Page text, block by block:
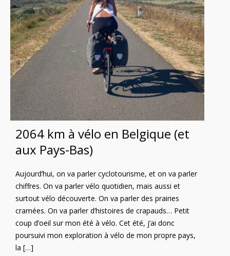
2064 km à vélo en Belgique (et
aux Pays-Bas)
Aujourd’hui, on va parler cyclotourisme, et on va parler
chiffres. On va parler vélo quotidien, mais aussi et
surtout vélo découverte. On va parler des prairies
cramées. On va parler d’histoires de crapauds… Petit
coup d’oeil sur mon été à vélo. Cet été, j’ai donc
poursuivi mon exploration à vélo de mon propre pays,
la […]